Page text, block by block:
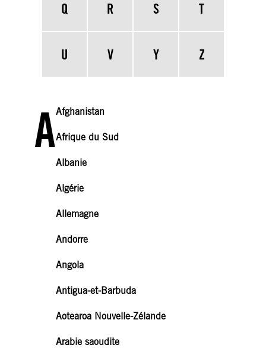
Q R S T
U V Y Z
AAfghanistan
Afrique du Sud
Albanie
Algérie
Allemagne
Andorre
Angola
Antigua-et-Barbuda
Aotearoa Nouvelle-Zélande
Arabie saoudite